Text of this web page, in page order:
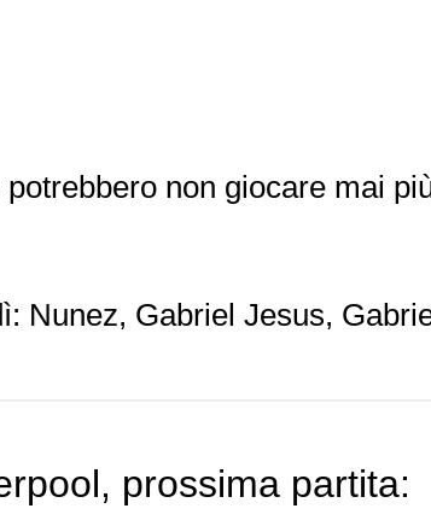
non giocare mai
Nunez, Gabriel Jesus,
prossima partita: